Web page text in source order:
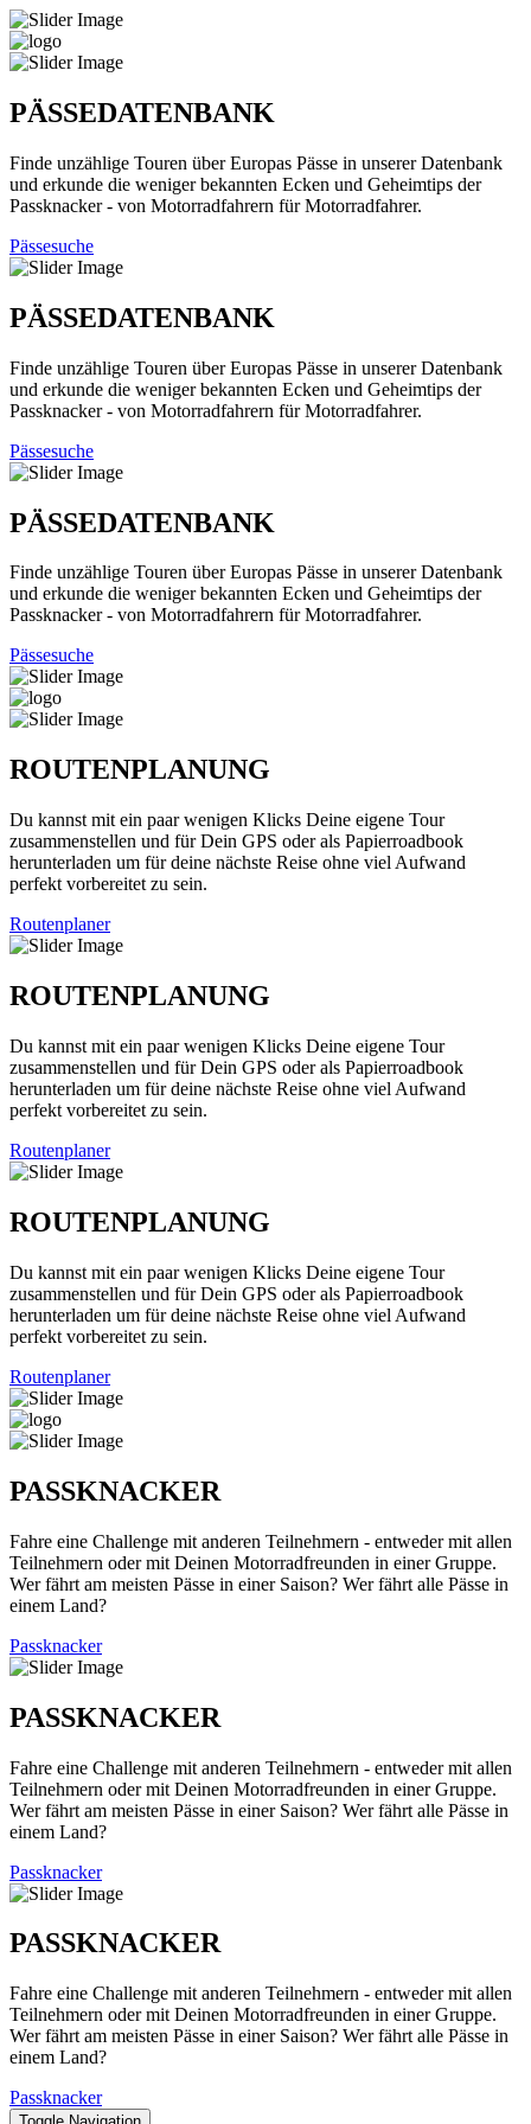
PÄSSEDATENBANK
Finde unzählige Touren über Europas Pässe in unserer Datenbank
und erkunde die weniger bekannten Ecken und Geheimtips der
Passknacker - von Motorradfahrern für Motorradfahrer.
Pässesuche
PÄSSEDATENBANK
Finde unzählige Touren über Europas Pässe in unserer Datenbank
und erkunde die weniger bekannten Ecken und Geheimtips der
Passknacker - von Motorradfahrern für Motorradfahrer.
Pässesuche
PÄSSEDATENBANK
Finde unzählige Touren über Europas Pässe in unserer Datenbank
und erkunde die weniger bekannten Ecken und Geheimtips der
Passknacker - von Motorradfahrern für Motorradfahrer.
Pässesuche
ROUTENPLANUNG
Du kannst mit ein paar wenigen Klicks Deine eigene Tour
zusammenstellen und für Dein GPS oder als Papierroadbook
herunterladen um für deine nächste Reise ohne viel Aufwand
perfekt vorbereitet zu sein.
Routenplaner
ROUTENPLANUNG
Du kannst mit ein paar wenigen Klicks Deine eigene Tour
zusammenstellen und für Dein GPS oder als Papierroadbook
herunterladen um für deine nächste Reise ohne viel Aufwand
perfekt vorbereitet zu sein.
Routenplaner
ROUTENPLANUNG
Du kannst mit ein paar wenigen Klicks Deine eigene Tour
zusammenstellen und für Dein GPS oder als Papierroadbook
herunterladen um für deine nächste Reise ohne viel Aufwand
perfekt vorbereitet zu sein.
Routenplaner
PASSKNACKER
Fahre eine Challenge mit anderen Teilnehmern - entweder mit allen
Teilnehmern oder mit Deinen Motorradfreunden in einer Gruppe.
Wer fährt am meisten Pässe in einer Saison? Wer fährt alle Pässe in
einem Land?
Passknacker
PASSKNACKER
Fahre eine Challenge mit anderen Teilnehmern - entweder mit allen
Teilnehmern oder mit Deinen Motorradfreunden in einer Gruppe.
Wer fährt am meisten Pässe in einer Saison? Wer fährt alle Pässe in
einem Land?
Passknacker
PASSKNACKER
Fahre eine Challenge mit anderen Teilnehmern - entweder mit allen
Teilnehmern oder mit Deinen Motorradfreunden in einer Gruppe.
Wer fährt am meisten Pässe in einer Saison? Wer fährt alle Pässe in
einem Land?
Passknacker